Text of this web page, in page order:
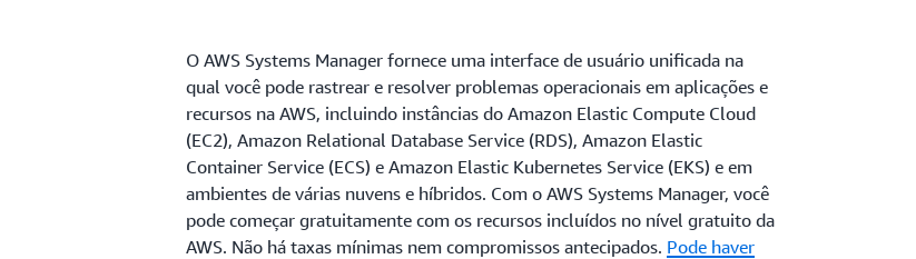
O AWS Systems Manager fornece uma interface de usuário unificada na
qual você pode rastrear e resolver problemas operacionais em aplicações e
recursos na AWS, incluindo instâncias do Amazon Elastic Compute Cloud
(EC2), Amazon Relational Database Service (RDS), Amazon Elastic
Container Service (ECS) e Amazon Elastic Kubernetes Service (EKS) e em
ambientes de várias nuvens e híbridos. Com o AWS Systems Manager, você
pode começar gratuitamente com os recursos incluídos no nível gratuito da
AWS. Não há taxas mínimas nem compromissos antecipados. Pode haver